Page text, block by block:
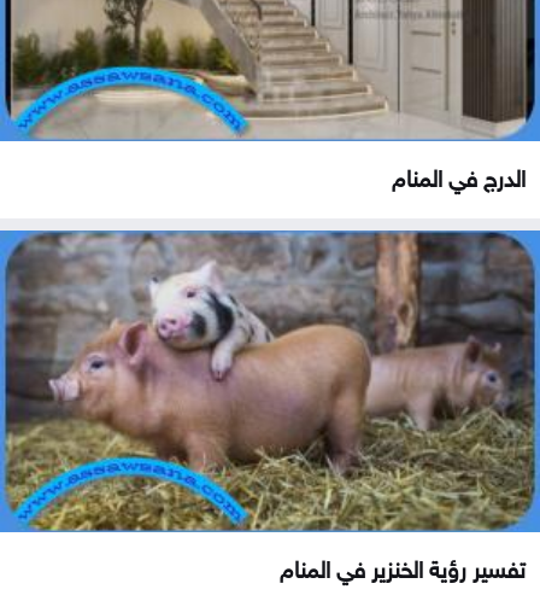
الدرج في المنام
تفسير رؤية الخنزير في المنام